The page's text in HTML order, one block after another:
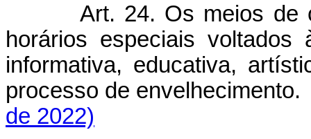
Art. 24. Os meios de
horários especiais voltados
informativa, educativa,
processo de envelhecimento.
de 2022)